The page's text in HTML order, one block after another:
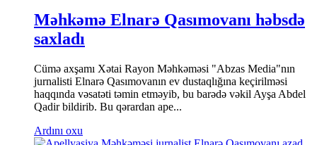
Məhkəmə Elnarə Qasımovanı həbsdə
saxladı
Cümə axşamı Xətai Rayon Məhkəməsi "Abzas Media"nın
jurnalisti Elnarə Qasımovanın ev dustaqlığına keçirilməsi
haqqında vəsatəti təmin etməyib, bu barədə vəkil Ayşa Abdel
Qadir bildirib. Bu qərardan ape...
Ardını oxu